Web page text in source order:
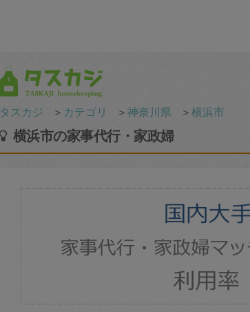
タスカジ ＞ カテゴリ ＞神奈川県 ＞横浜市
横浜市の家事代行・家政婦